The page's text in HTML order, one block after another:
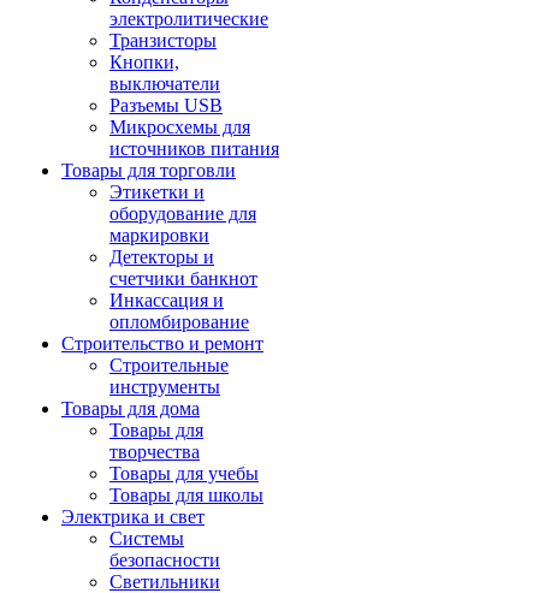
электролитические
Транзисторы
Кнопки,
выключатели
Разъемы USB
Микросхемы для
источников питания
Товары для торговли
Этикетки и
оборудование для
маркировки
Детекторы и
счетчики банкнот
Инкассация и
опломбирование
Строительство и ремонт
Строительные
инструменты
Товары для дома
Товары для
творчества
Товары для учебы
Товары для школы
Электрика и свет
Системы
безопасности
Светильники